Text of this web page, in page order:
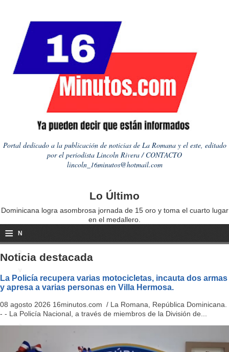
Portal dedicado a la publicación de noticias de La Romana y el este, editado
por el periodista Lincoln Rivera / CONTACTO
lincoln_16minutos@hotmail.com
Lo Último
Dominicana logra asombrosa jornada de 15 oro y toma el cuarto lugar
en el medallero.
≡ N
a
i
g
a
Noticia destacada
La Policía recupera varias motocicletas, incauta dos armas
y apresa a varias personas en Villa Hermosa.
08 agosto 2026 16minutos.com / La Romana, República Dominicana.
- - La Policía Nacional, a través de miembros de la División de...